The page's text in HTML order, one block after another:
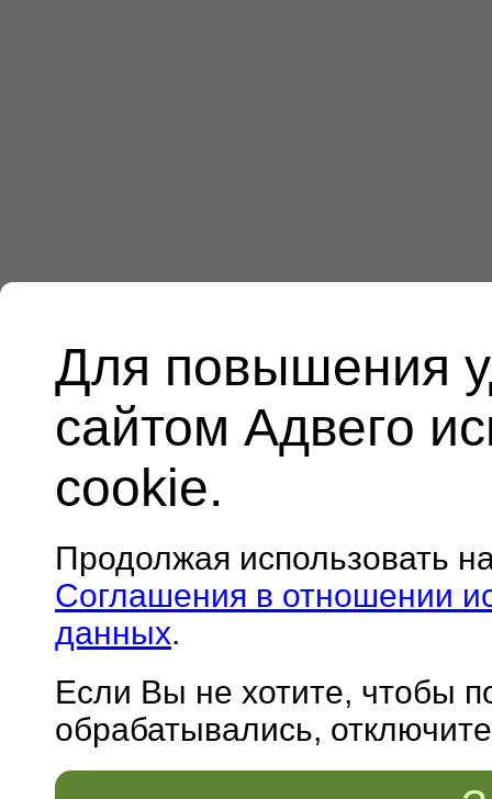
Для повышения
сайтом Адвего
cookie.
Продолжая использовать
Соглашения в отношении
данных.
Если Вы не хотите, чтобы
обрабатывались,